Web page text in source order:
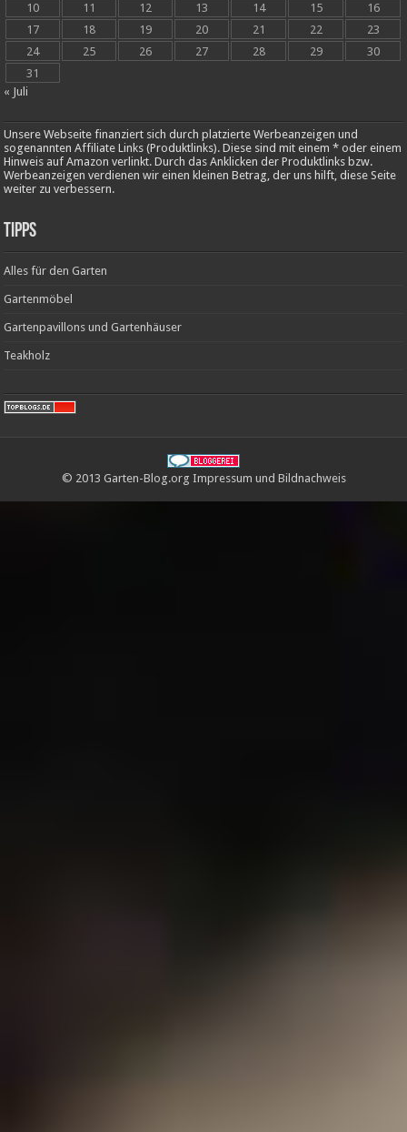
10
11 12 13 14 15
16
17
18 19 20 21 22
23
24
25 26 27 28 29
30
31
« Juli
Unsere Webseite finanziert sich durch platzierte Werbeanzeigen und
sogenannten Affiliate Links (Produktlinks). Diese sind mit einem * oder einem
Hinweis auf Amazon verlinkt. Durch das Anklicken der Produktlinks bzw.
Werbeanzeigen verdienen wir einen kleinen Betrag, der uns hilft, diese Seite
weiter zu verbessern.
Tipps
Alles für den Garten
Gartenmöbel
Gartenpavillons und Gartenhäuser
Teakholz
© 2013 Garten-Blog.org Impressum und Bildnachweis